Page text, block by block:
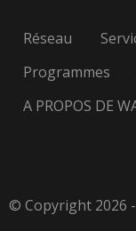
Réseau
Programmes
A PROPOS DE
© Copyright 2026 -